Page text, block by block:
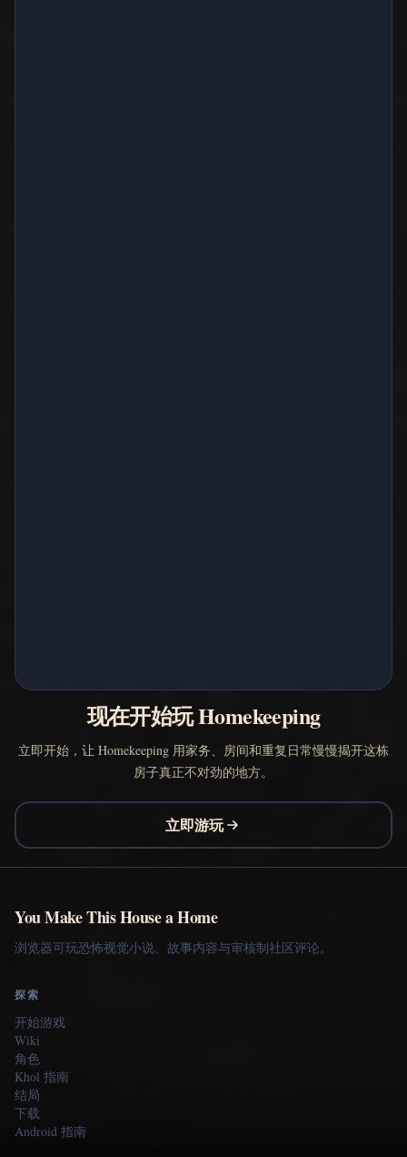
现在开始玩 Homekeeping
立即开始，让 Homekeeping 用家务、房间和重复日常慢慢揭开这栋
房子真正不对劲的地方。
立即游玩
You Make This House a Home
浏览器可玩恐怖视觉小说、故事内容与审核制社区评论。
探索
开始游戏
Wiki
角色
Khol 指南
结局
下载
Android 指南